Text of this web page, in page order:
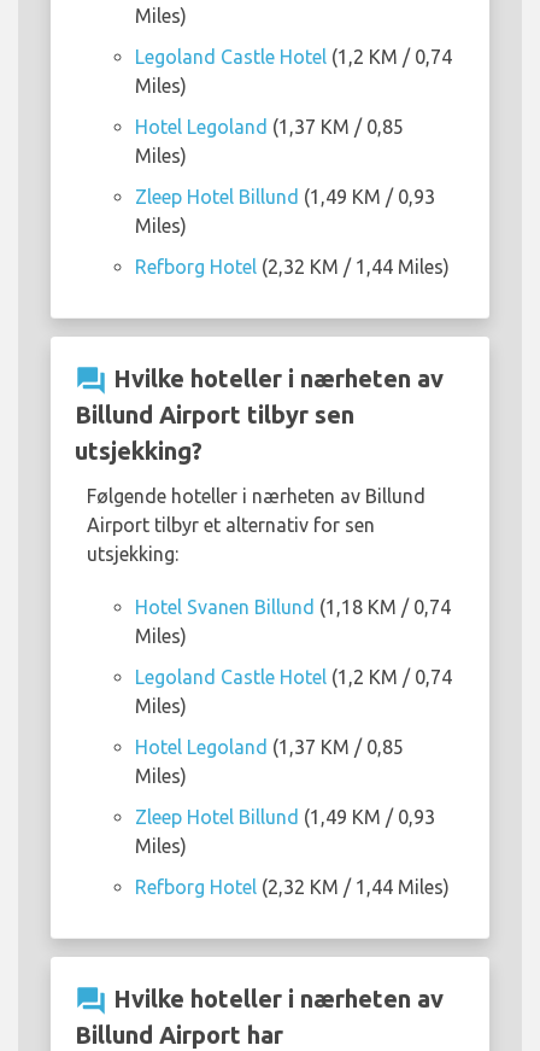
Miles)
Legoland Castle Hotel (1,2 KM / 0,74
Miles)
Hotel Legoland (1,37 KM / 0,85
Miles)
Zleep Hotel Billund (1,49 KM / 0,93
Miles)
Refborg Hotel (2,32 KM / 1,44 Miles)
question_answer Hvilke hoteller i nærheten av
Billund Airport tilbyr sen
utsjekking?
Følgende hoteller i nærheten av Billund
Airport tilbyr et alternativ for sen
utsjekking:
Hotel Svanen Billund (1,18 KM / 0,74
Miles)
Legoland Castle Hotel (1,2 KM / 0,74
Miles)
Hotel Legoland (1,37 KM / 0,85
Miles)
Zleep Hotel Billund (1,49 KM / 0,93
Miles)
Refborg Hotel (2,32 KM / 1,44 Miles)
question_answer Hvilke hoteller i nærheten av
Billund Airport har